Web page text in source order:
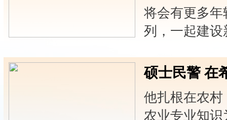
将会有更多
列，一起建
硕士民警 在
他扎根在农
农业专业知